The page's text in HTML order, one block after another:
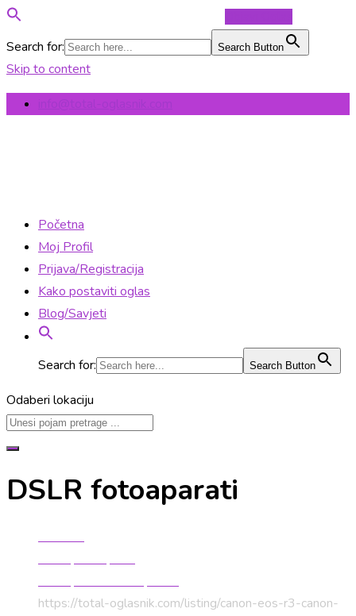
Search for: Search Button
Skip to content
Početna
Moj Profil
Prijava/Registracija
Kako postaviti oglas
Blog/Savjeti
Search for: Search Button
Odaberi lokaciju
DSLR fotoaparati
https://total-oglasnik.com/listing/canon-eos-r3-canon-